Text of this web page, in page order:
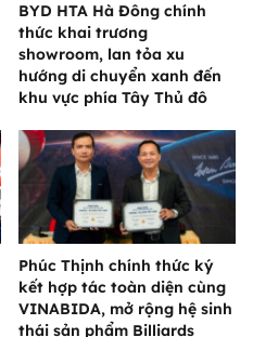
BYD HTA Hà Đông chính
thức khai trương
showroom, lan tỏa xu
hướng di chuyển xanh đến
khu vực phía Tây Thủ đô
Phúc Thịnh chính thức ký
kết hợp tác toàn diện cùng
VINABIDA, mở rộng hệ sinh
thái sản phẩm Billiards